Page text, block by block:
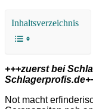
Inhaltsverzeichnis
+++zuerst bei
Not macht